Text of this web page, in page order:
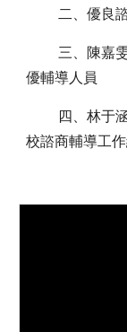
二、優良
         三、
陳嘉
優輔導人員
         四、
林于
校諮商輔導工